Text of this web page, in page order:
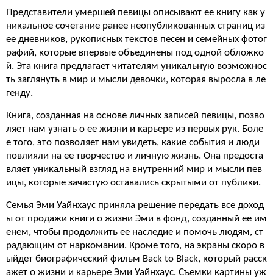
Представители умершей певицы описывают ее книгу как у
никальное сочетание ранее неопубликованных страниц из
ее дневников, рукописных текстов песен и семейных фотог
рафий, которые впервые объединены под одной обложко
й. Эта книга предлагает читателям уникальную возможнос
ть заглянуть в мир и мысли девочки, которая выросла в ле
генду.
Книга, созданная на основе личных записей певицы, позво
ляет нам узнать о ее жизни и карьере из первых рук. Боле
е того, это позволяет нам увидеть, какие события и люди
повлияли на ее творчество и личную жизнь. Она предоста
вляет уникальный взгляд на внутренний мир и мысли пев
ицы, которые зачастую оставались скрытыми от публики.
Семья Эми Уайнхаус приняла решение передать все доход
ы от продажи книги о жизни Эми в фонд, созданный ее им
енем, чтобы продолжить ее наследие и помочь людям, ст
радающим от наркомании. Кроме того, на экраны скоро в
ыйдет биографический фильм Back to Black, который расск
ажет о жизни и карьере Эми Уайнхаус. Съемки картины уж